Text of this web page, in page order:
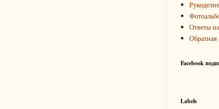
Рукоделие
Ответы
Обратная
Facebook
Labels